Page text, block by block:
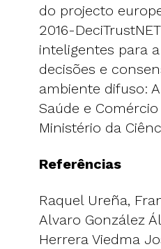
do projecto
2016-
inteligentes para
decisões e
ambiente difuso:
Saúde e
Ministério da
Referências
Raquel Ureña,
Alvaro González
Herrera Viedma